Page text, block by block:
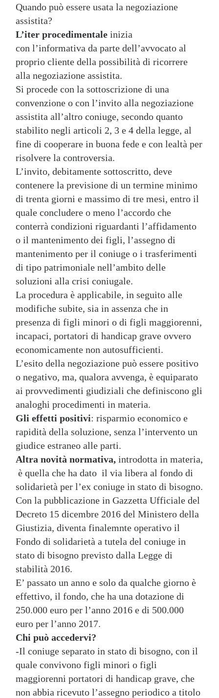
Quando può essere usata la negoziazione
assistita?
L’iter procedimentale inizia
con l’informativa da parte dell’avvocato al
proprio cliente della possibilità di ricorrere
alla negoziazione assistita.
Si procede con la sottoscrizione di una
convenzione o con l’invito alla negoziazione
assistita all’altro coniuge, secondo quanto
stabilito negli articoli 2, 3 e 4 della legge, al
fine di cooperare in buona fede e con lealtà per
risolvere la controversia.
L’invito, debitamente sottoscritto, deve
contenere la previsione di un termine minimo
di trenta giorni e massimo di tre mesi, entro il
quale concludere o meno l’accordo che
conterrà condizioni riguardanti l’affidamento
o il mantenimento dei figli, l’assegno di
mantenimento per il coniuge o i trasferimenti
di tipo patrimoniale nell’ambito delle
soluzioni alla crisi coniugale.
La procedura è applicabile, in seguito alle
modifiche subite, sia in assenza che in
presenza di figli minori o di figli maggiorenni,
incapaci, portatori di handicap grave ovvero
economicamente non autosufficienti.
L’esito della negoziazione può essere positivo
o negativo, ma, qualora avvenga, è equiparato
ai provvedimenti giudiziali che definiscono gli
analoghi procedimenti in materia.
Gli effetti positivi: risparmio economico e
rapidità della soluzione, senza l’intervento un
giudice estraneo alle parti.
Altra novità normativa, introdotta in materia,
è quella che ha dato il via libera al fondo di
solidarietà per l’ex coniuge in stato di bisogno.
Con la pubblicazione in Gazzetta Ufficiale del
Decreto 15 dicembre 2016 del Ministero della
Giustizia, diventa finalemnte operativo il
Fondo di solidarietà a tutela del coniuge in
stato di bisogno previsto dalla Legge di
stabilità 2016.
E’ passato un anno e solo da qualche giorno è
effettivo, il fondo, che ha una dotazione di
250.000 euro per l’anno 2016 e di 500.000
euro per l’anno 2017.
Chi può accedervi?
-Il coniuge separato in stato di bisogno, con il
quale convivono figli minori o figli
maggiorenni portatori di handicap grave, che
non abbia ricevuto l’assegno periodico a titolo